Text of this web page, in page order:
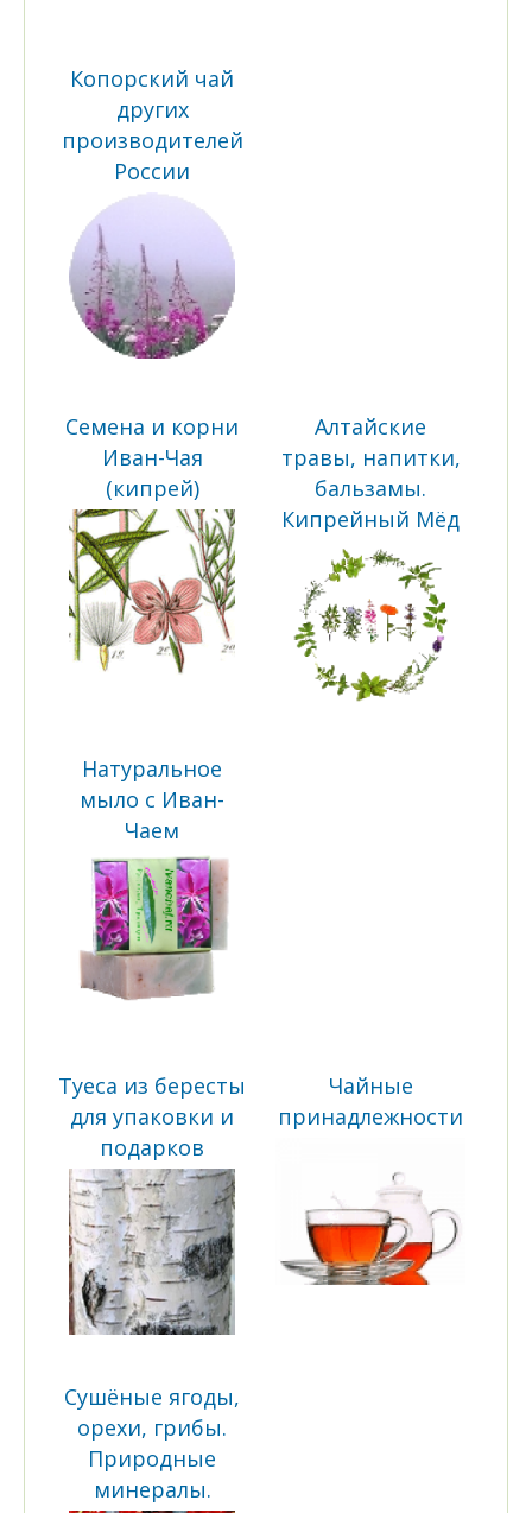
Копорский чай
других
производителей
России
Семена и корни
Иван-Чая
(кипрей)
Алтайские
травы, напитки,
бальзамы.
Кипрейный Мёд
Натуральное
мыло с Иван-
Чаем
Туеса из бересты
для упаковки и
подарков
Чайные
принадлежности
Сушёные ягоды,
орехи, грибы.
Природные
минералы.